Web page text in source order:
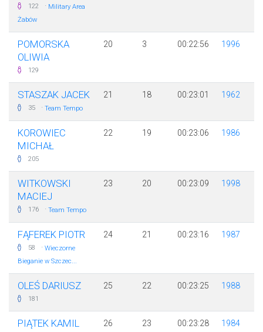
122 · Military Area
Żabów
POMORSKA
OLIWIA
129
20 3 00:22:56 1996
STASZAK JACEK
35 · Team Tempo
21 18 00:23:01 1962
KOROWIEC
MICHAŁ
205
22 19 00:23:06 1986
WITKOWSKI
MACIEJ
176 · Team Tempo
23 20 00:23:09 1998
FĄFEREK PIOTR
58 · Wieczorne
Bieganie w Szczec...
24 21 00:23:16 1987
OLEŚ DARIUSZ
181
25 22 00:23:25 1988
PIĄTEK KAMIL 26 23 00:23:28 1984